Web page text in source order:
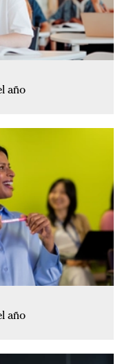
año
año